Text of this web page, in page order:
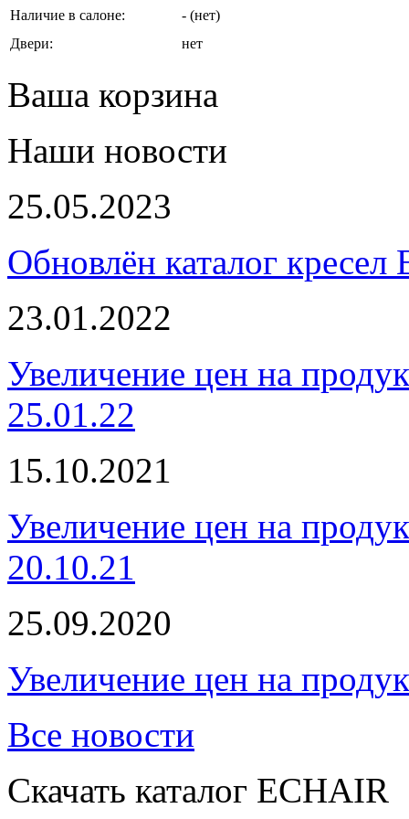
Наличие в салоне:
- (нет)
Двери:
нет
Ваша корзина
Наши новости
25.05.2023
Обновлён каталог кресел
23.01.2022
Увеличение цен на
25.01.22
15.10.2021
Увеличение цен на
20.10.21
25.09.2020
Увеличение цен на
Все новости
Скачать каталог ECHAIR